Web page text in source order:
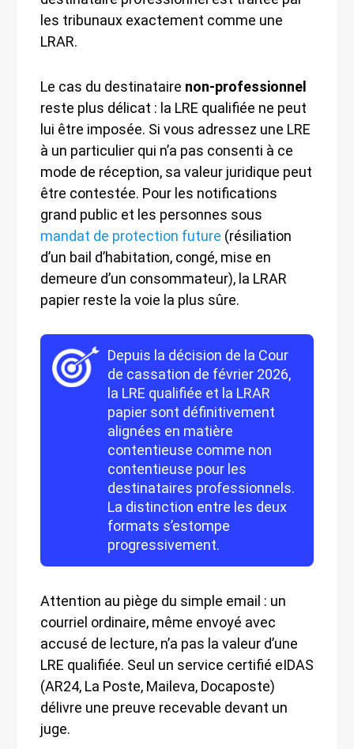
les tribunaux exactement comme une
LRAR.
Le cas du destinataire non-professionnel
reste plus délicat : la LRE qualifiée ne peut
lui être imposée. Si vous adressez une LRE
à un particulier qui n’a pas consenti à ce
mode de réception, sa valeur juridique peut
être contestée. Pour les notifications
grand public et les personnes sous
mandat de protection future (résiliation
d’un bail d’habitation, congé, mise en
demeure d’un consommateur), la LRAR
papier reste la voie la plus sûre.
Depuis la décision de la Cour
de cassation de février 2026,
la LRE qualifiée et la LRAR
papier sont définitivement
alignées en matière
contentieuse comme non
contentieuse pour les
destinataires professionnels.
La distinction entre les deux
formats s’estompe
progressivement.
Attention au piège du simple email : un
courriel ordinaire, même envoyé avec
accusé de lecture, n’a pas la valeur d’une
LRE qualifiée. Seul un service certifié eIDAS
(AR24, La Poste, Maileva, Docaposte)
délivre une preuve recevable devant un
juge.